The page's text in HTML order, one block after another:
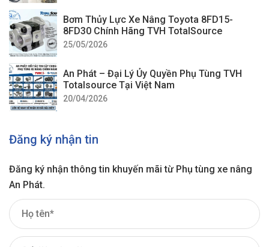
Bơm Thủy Lực Xe Nâng Toyota 8FD15-
8FD30 Chính Hãng TVH TotalSource
25/05/2026
An Phát – Đại Lý Ủy Quyền Phụ Tùng TVH
Totalsource Tại Việt Nam
20/04/2026
Đăng ký nhận tin
Đăng ký nhận thông tin khuyến mãi từ Phụ tùng xe nâng
An Phát.